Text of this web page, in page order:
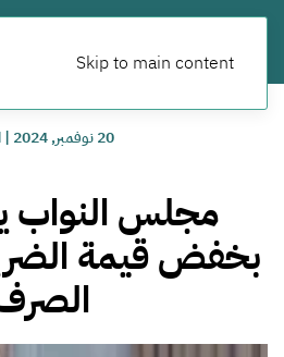
Skip to main content
20 نوفمبر, 2024 |
مجلس النواب
بخفض قيمة